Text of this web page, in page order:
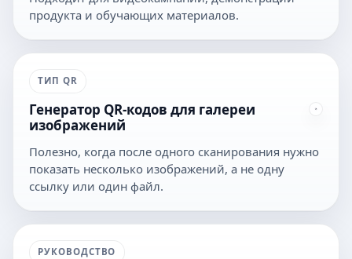
продукта и обучающих материалов.
ТИП QR
Генератор QR-кодов для галереи
изображений
Полезно, когда после одного сканирования нужно
показать несколько изображений, а не одну
ссылку или один файл.
РУКОВОДСТВО